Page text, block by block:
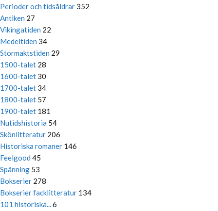
Perioder och tidsåldrar 352
Antiken 27
Vikingatiden 22
Medeltiden 34
Stormaktstiden 29
1500-talet 28
1600-talet 30
1700-talet 34
1800-talet 57
1900-talet 181
Nutidshistoria 54
Skönlitteratur 206
Historiska romaner 146
Feelgood 45
Spänning 53
Bokserier 278
Bokserier facklitteratur 134
101 historiska...6